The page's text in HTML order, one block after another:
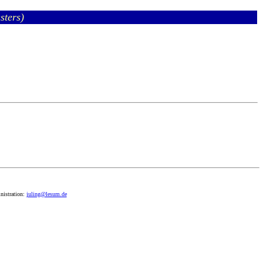
juling@lesum.de